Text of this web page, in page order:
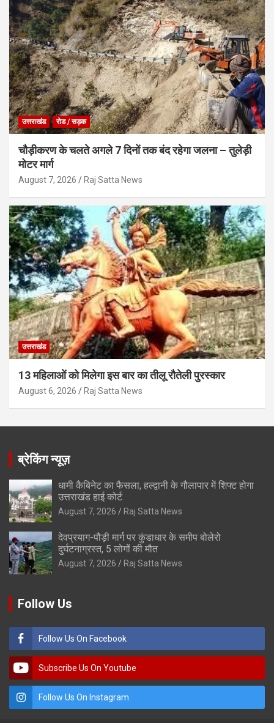
उत्तराखंड रोड / सड़क
चौड़ीकरण के चलते अगले 7 दिनों तक बंद रहेगा जलना – तुलेड़ी
मोटर मार्ग
August 7, 2026 Raj Satta News
उत्तराखंड
13 महिलाओं को मिलेगा इस बार का तीलू रौतेली पुरस्कार
August 6, 2026 Raj Satta News
ब्रेकिंग न्यूज़
धामी कैबिनेट का फैसला, हल्द्वानी के गौलापार में शिफ्ट होगा
उत्तराखंड हाई कोर्ट
August 7, 2026 Raj Satta News
देवप्रयाग-पौड़ी मार्ग पर कुंडाधार के समीप बोलेरो
दुर्घटनाग्रस्त, 5 लोगों की मौत
August 7, 2026 Raj Satta News
Follow Us
Follow Us On Facebook
Subscribe Us On Youtube
Follow Us On Instagram